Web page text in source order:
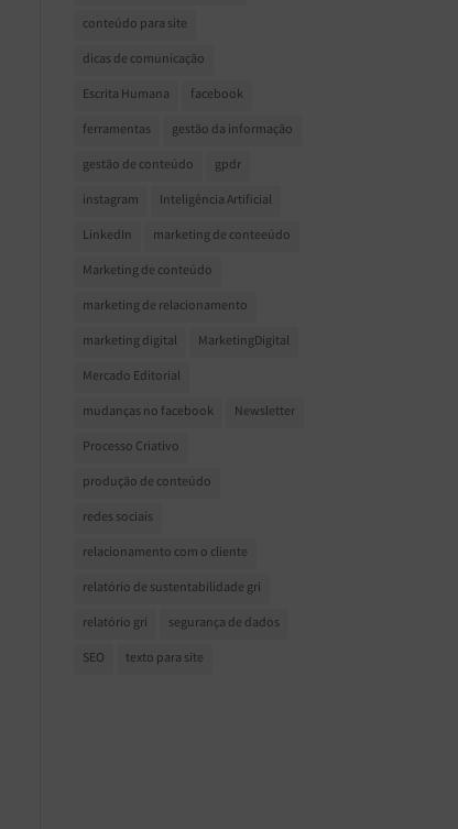
conteúdo para site
dicas de comunicação
Escrita Humana
facebook
ferramentas
gestão da informação
gestão de conteúdo
gpdr
instagram
Inteligência Artificial
LinkedIn
marketing de conteeúdo
Marketing de conteúdo
marketing de relacionamento
marketing digital
MarketingDigital
Mercado Editorial
mudanças no facebook
Newsletter
Processo Criativo
produção de conteúdo
redes sociais
relacionamento com o cliente
relatório de sustentabilidade gri
relatório gri
segurança de dados
SEO
texto para site